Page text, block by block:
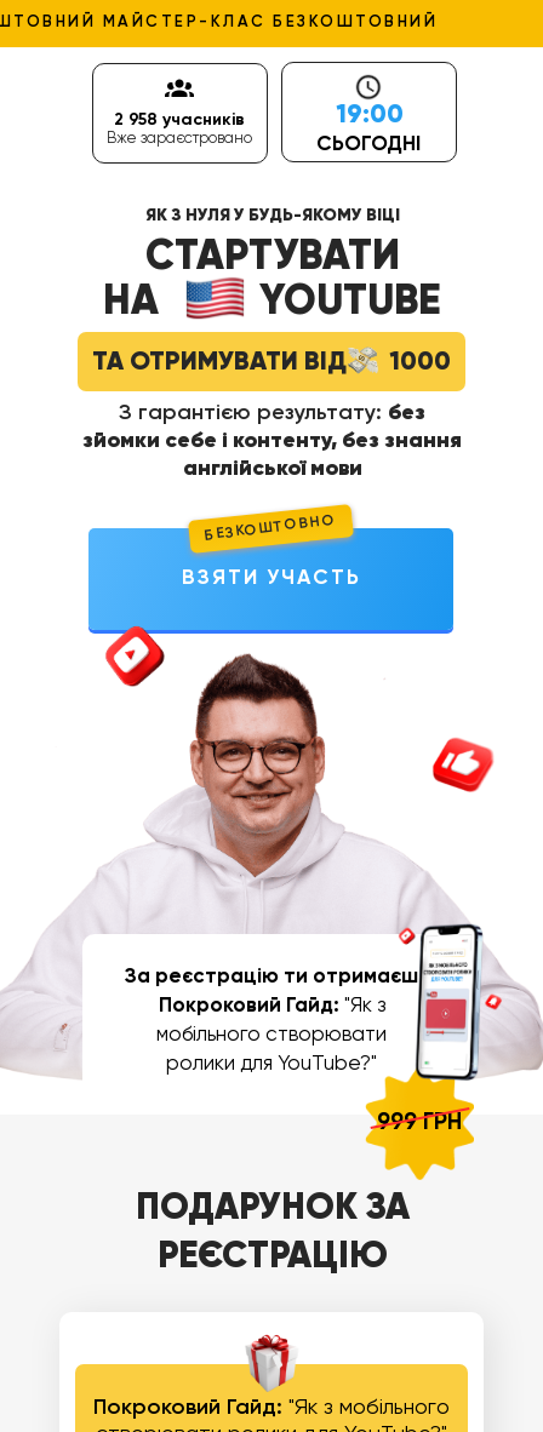
ВЗЯТИ УЧАСТЬ
БЕЗКОШТОВНО
ТА ОТРИМУВАТИ ВІД ⠀⠀1000
СТАРТУВАТИ
НА ⠀⠀⠀ YOUTUBE
Вже зараєстровано СЬОГОДНІ
19:00
2 958 учасників
З гарантією результату: без
зйомки себе і контенту, без знання
англійської мови
МАЙСТЕР-КЛАС БЕЗКОШТОВНИЙ
ЯК З НУЛЯ У БУДЬ-ЯКОМУ ВІЦІ
За реєстрацію ти отримаєш
Покроковий Гайд: "Як з
мобільного створювати
ролики для YouTube?"
999 ГРН
ПОДАРУНОК ЗА
РЕЄСТРАЦІЮ
Покроковий Гайд: "Як з мобільного